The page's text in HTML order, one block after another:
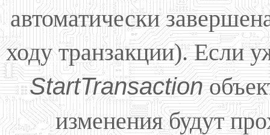
автоматически
ходу транзакции). Если
StartTransaction
изменения будут